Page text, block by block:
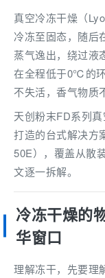
真空冷冻干燥（
冷冻至固态，随后
蒸气逸出，绕过液
在全程低于0℃的
不失活，香气物质
天创粉末FD系列
打造的台式解决方
50E），覆盖从散
文逐一拆解。
冷冻干燥的
华窗口
理解冻干，先要理